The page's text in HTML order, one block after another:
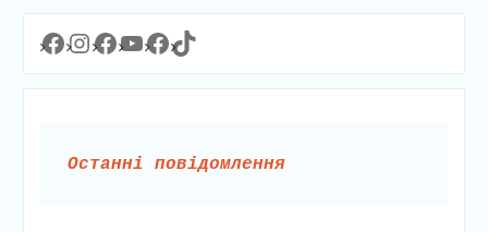
Facebook
Instagram
Facebook
YouTube
Facebook
https://www.tiktok.com/@lyceum1man?_t=8YJMx0RJgIf&_r=1
Останні повідомлення